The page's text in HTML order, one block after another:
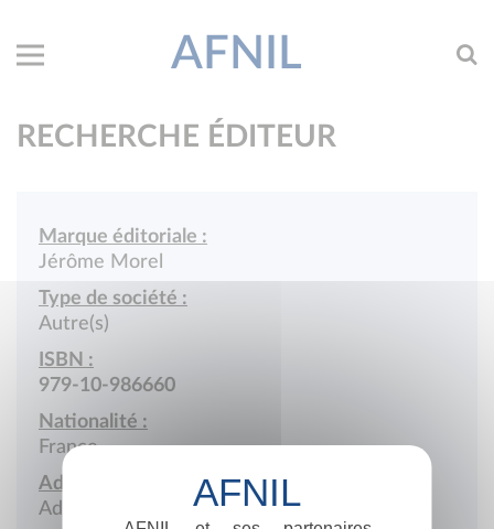
AFNIL
RECHERCHE ÉDITEUR
Marque éditoriale :
Jérôme Morel
Type de société :
Autre(s)
ISBN :
979-10-986660
Nationalité :
France
Adresse :
Adresse postale